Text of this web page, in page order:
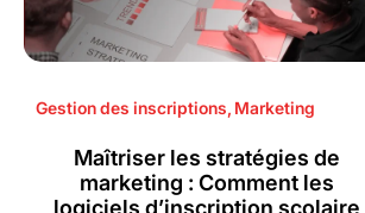
Gestion des inscriptions, Marketing
Maîtriser les stratégies de
marketing : Comment les
logiciels d’inscription scolaire